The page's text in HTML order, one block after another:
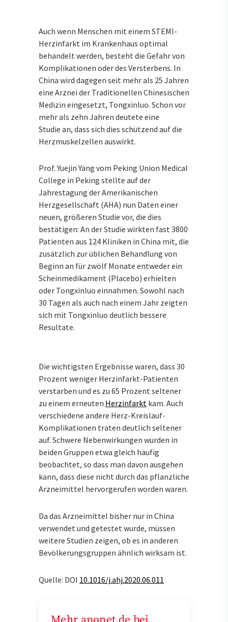
Auch wenn Menschen mit einem STEMI-
Herzinfarkt im Krankenhaus optimal
behandelt werden, besteht die Gefahr von
Komplikationen oder des Versterbens. In
China wird dagegen seit mehr als 25 Jahren
eine Arznei der Traditionellen Chinesischen
Medizin eingesetzt, Tongxinluo. Schon vor
mehr als zehn Jahren deutete eine
Studie an, dass sich dies schützend auf die
Herzmuskelzellen auswirkt.
Prof. Yuejin Yang vom Peking Union Medical
College in Peking stellte auf der
Jahrestagung der Amerikanischen
Herzgesellschaft (AHA) nun Daten einer
neuen, größeren Studie vor, die dies
bestätigen: An der Studie wirkten fast 3800
Patienten aus 124 Kliniken in China mit, die
zusätzlich zur üblichen Behandlung von
Beginn an für zwölf Monate entweder ein
Scheinmedikament (Placebo) erhielten
oder Tongxinluo einnahmen. Sowohl nach
30 Tagen als auch nach einem Jahr zeigten
sich mit Tongxinluo deutlich bessere
Resultate.
Die wichtigsten Ergebnisse waren, dass 30
Prozent weniger Herzinfarkt-Patienten
verstarben und es zu 65 Prozent seltener
zu einem erneuten Herzinfarkt kam. Auch
verschiedene andere Herz-Kreislauf-
Komplikationen traten deutlich seltener
auf. Schwere Nebenwirkungen wurden in
beiden Gruppen etwa gleich häufig
beobachtet, so dass man davon ausgehen
kann, dass diese nicht durch das pflanzliche
Arzneimittel hervorgerufen worden waren.
Da das Arzneimittel bisher nur in China
verwendet und getestet wurde, müssen
weitere Studien zeigen, ob es in anderen
Bevölkerungsgruppen ähnlich wirksam ist.
Quelle: DOI 10.1016/j.ahj.2020.06.011